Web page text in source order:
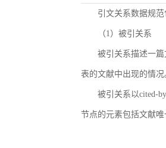
引文关系数据规
（1）被引关系
被引关系描述一
表的文献中出现的情况
被引关系以cited-
节点的元素包括文献